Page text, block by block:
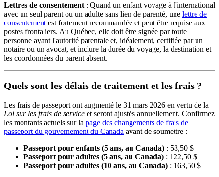
Lettres de consentement : Quand un enfant voyage à l'international
avec un seul parent ou un adulte sans lien de parenté, une lettre de
consentement est fortement recommandée et peut être requise aux
postes frontaliers. Au Québec, elle doit être signée par toute
personne ayant l'autorité parentale et, idéalement, certifiée par un
notaire ou un avocat, et inclure la durée du voyage, la destination et
les coordonnées du parent absent.
Quels sont les délais de traitement et les frais ?
Les frais de passeport ont augmenté le 31 mars 2026 en vertu de la
Loi sur les frais de service et seront ajustés annuellement. Confirmez
les montants actuels sur la page des changements de frais de
passeport du gouvernement du Canada avant de soumettre :
Passeport pour enfants (5 ans, au Canada) : 58,50 $
Passeport pour adultes (5 ans, au Canada) : 122,50 $
Passeport pour adultes (10 ans, au Canada) : 163,50 $